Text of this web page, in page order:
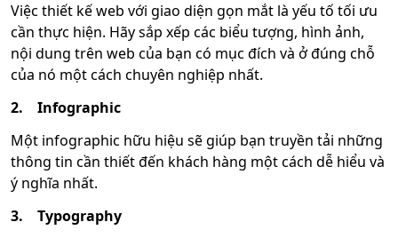
Việc thiết kế web với giao diện gọn mắt là yếu tố tối ưu
cần thực hiện. Hãy sắp xếp các biểu tượng, hình ảnh,
nội dung trên web của bạn có mục đích và ở đúng chỗ
của nó một cách chuyên nghiệp nhất.
2. Infographic
Một infographic hữu hiệu sẽ giúp bạn truyền tải những
thông tin cần thiết đến khách hàng một cách dễ hiểu và
ý nghĩa nhất.
3. Typography